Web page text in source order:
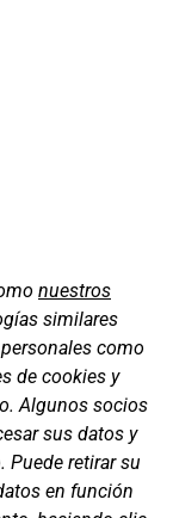
nuestros
similares
como
de cookies y
Algunos socios
sus datos y
Puede retirar su
en función